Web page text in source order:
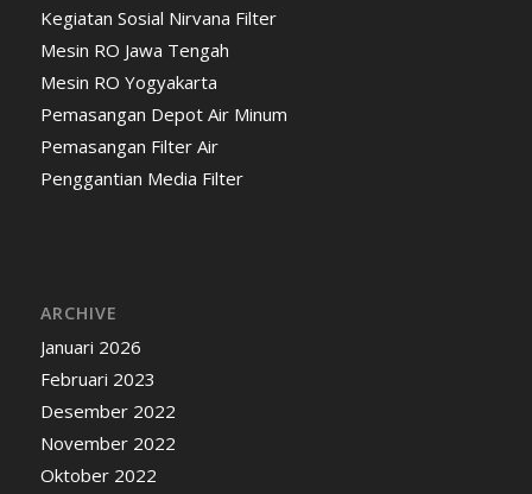
Kegiatan Sosial Nirvana Filter
Mesin RO Jawa Tengah
Mesin RO Yogyakarta
Pemasangan Depot Air Minum
Pemasangan Filter Air
Penggantian Media Filter
ARCHIVE
Januari 2026
Februari 2023
Desember 2022
November 2022
Oktober 2022